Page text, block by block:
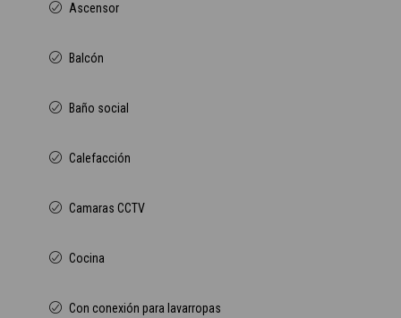
Ascensor
Balcón
Baño social
Calefacción
Camaras CCTV
Cocina
Con conexión para lavarropas